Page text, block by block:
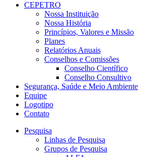
CEPETRO
Nossa Instituição
Nossa História
Princípios, Valores e Missão
Planes
Relatórios Anuais
Conselhos e Comissões
Conselho Científico
Conselho Consultivo
Segurança, Saúde e Meio Ambiente
Equipe
Logotipo
Contato
Pesquisa
Linhas de Pesquisa
Grupos de Pesquisa